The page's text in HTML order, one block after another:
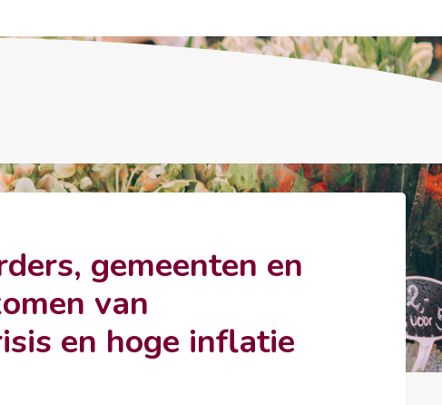
gemeenten en
van
en hoge inflatie